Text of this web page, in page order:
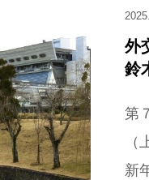
外
鈴
第
新